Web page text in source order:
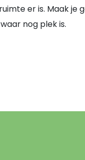
er is. Maak je
nog plek is.